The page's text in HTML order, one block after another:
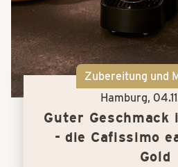
Zubereitung und
Hamburg,
Guter Geschmack
- die Cafissimo
Gold